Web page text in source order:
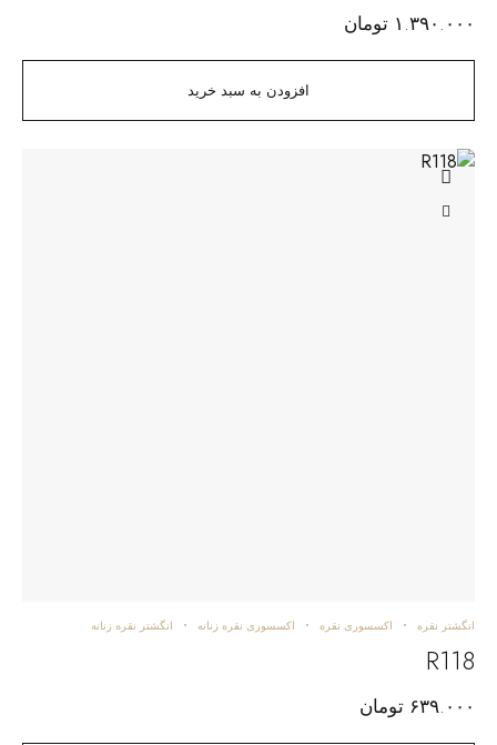
افزودن به سبد خرید
۱.۳۹۰.۰۰۰ تومان
انگشتر نقره اکسسوری نقره اکسسوری نقره زنانه انگشتر نقره زنانه
R118
۶۳۹.۰۰۰ تومان